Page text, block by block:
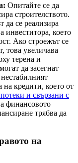
Опитайте се да
строителството.
да се реализира
инвеститора, което
Ако строежът се
това увеличава
терена и
да засегнат
на кредити, което от
и свързани с
финансовото
трябва да
на